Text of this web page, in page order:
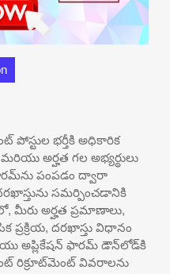
పోస్టుల భర్తీకి అధికారిక
అర్హత గల అభ్యర్థులు
పంపడం ద్వారా
సమర్పించడానికి
మీరు అర్హత ప్రమాణాలు,
దరఖాస్తు విధానం
అప్లికేషన్ ఫారమ్ డౌన్‌లోడ్‌కి
రిక్రూట్‌మెంట్ వివరాలను